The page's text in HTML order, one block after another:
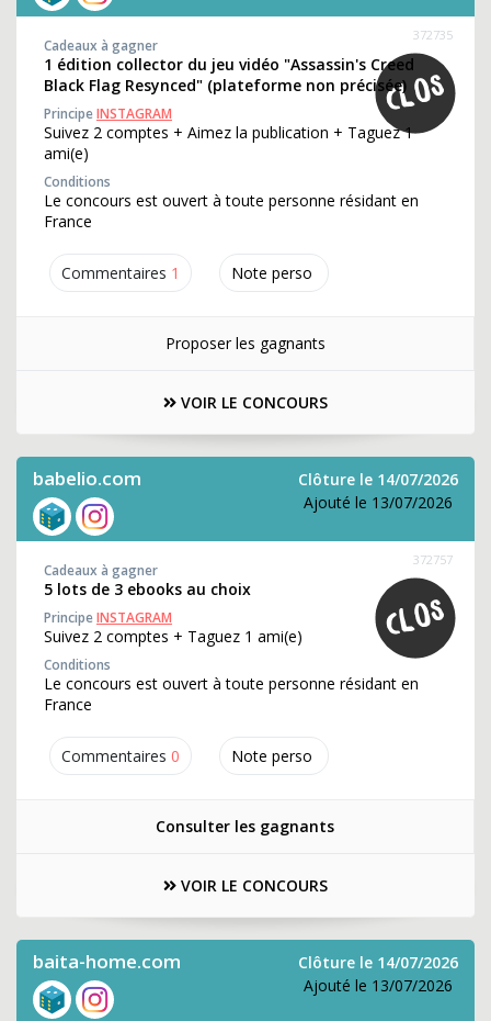
Commentaires 1 Note perso
372735
Cadeaux à gagner
1 édition collector du jeu vidéo "Assassin's Creed
Black Flag Resynced" (plateforme non précisée)
PrincipeINSTAGRAM
Suivez 2 comptes + Aimez la publication + Taguez 1
ami(e)
Conditions
Le concours est ouvert à toute personne résidant en
France
Proposer les gagnants
VOIR LE CONCOURS
babelio.com
Clôture le 14/07/2026
Ajouté le 13/07/2026
Commentaires 0 Note perso
372757
Cadeaux à gagner
5 lots de 3 ebooks au choix
PrincipeINSTAGRAM
Suivez 2 comptes + Taguez 1 ami(e)
Conditions
Le concours est ouvert à toute personne résidant en
France
Consulter les gagnants
VOIR LE CONCOURS
baita-home.com
Clôture le 14/07/2026
Ajouté le 13/07/2026